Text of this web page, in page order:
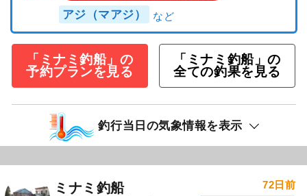
アジ（マアジ）
「ミナミ釣船」の
予約プランを見る
「ミナミ釣船」の
全ての釣果を見る
釣行当日の気象情報を表示
ミナミ釣船 72日前